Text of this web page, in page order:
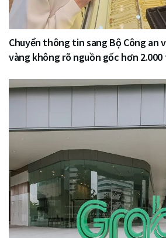
Chuyển thông tin sang Bộ Công an
vàng không rõ nguồn gốc hơn